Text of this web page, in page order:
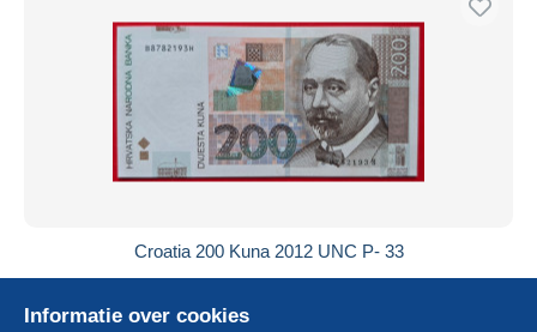
Croatia 200 Kuna 2012 UNC P- 33
Informatie over cookies